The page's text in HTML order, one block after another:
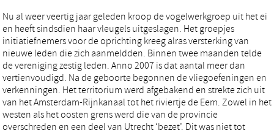
Nu al weer veertig jaar geleden kroop de vogelwerkgroep uit het ei
en heeft sindsdien haar vleugels uitgeslagen. Het groepjes
initiatiefnemers voor de oprichting kreeg alras versterking van
nieuwe leden die zich aanmeldden. Binnen twee maanden telde
de vereniging zestig leden. Anno 2007 is dat aantal meer dan
vertienvoudigd. Na de geboorte begonnen de vliegoefeningen en
verkenningen. Het territorium werd afgebakend en strekte zich uit
van het Amsterdam-Rijnkanaal tot het riviertje de Eem. Zowel in het
westen als het oosten grens werd die van de provincie
overschreden en een deel van Utrecht ‘bezet’. Dit was niet tot